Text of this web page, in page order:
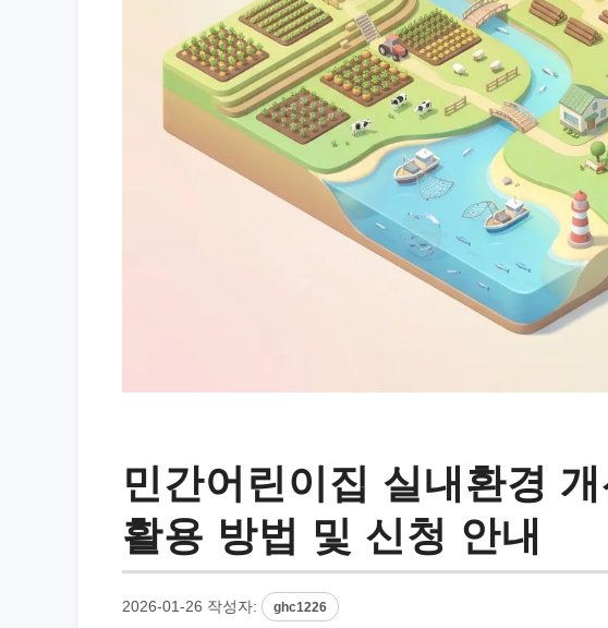
민간어린이집 실내환경
활용 방법 및 신청 안내
2026-01-26 작성자: ghc1226